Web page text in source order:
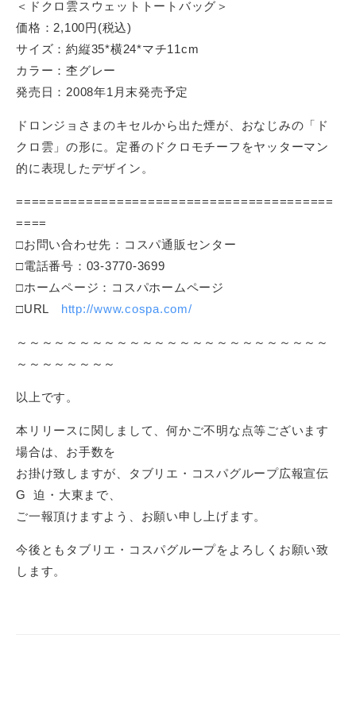
＜ドクロ雲スウェットトートバッグ＞
価格：2,100円(税込)
サイズ：約縦35*横24*マチ11cm
カラー：杢グレー
発売日：2008年1月末発売予定
ドロンジョさまのキセルから出た煙が、おなじみの「ド
クロ雲」の形に。定番のドクロモチーフをヤッターマン
的に表現したデザイン。
=========================================
====
□お問い合わせ先：コスパ通販センター
□電話番号：03-3770-3699
□ホームページ：コスパホームページ
□URL http://www.cospa.com/
～～～～～～～～～～～～～～～～～～～～～～～～～
～～～～～～～～
以上です。
本リリースに関しまして、何かご不明な点等ございます
場合は、お手数を
お掛け致しますが、タブリエ・コスパグループ広報宣伝
G 迫・大東まで、
ご一報頂けますよう、お願い申し上げます。
今後ともタブリエ・コスパグループをよろしくお願い致
します。